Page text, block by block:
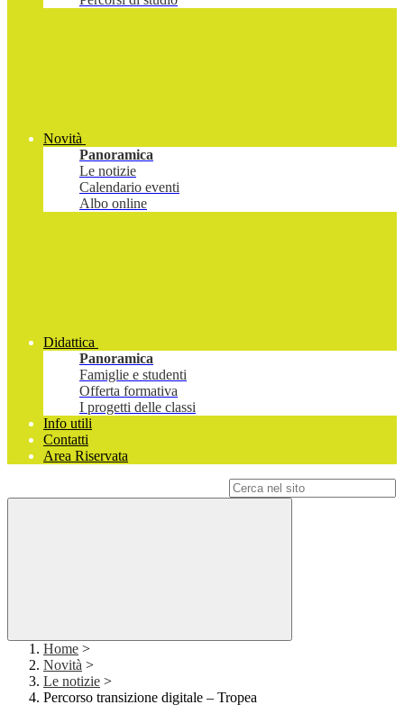
Novità
Panoramica
Le notizie
Calendario eventi
Albo online
Didattica
Panoramica
Famiglie e studenti
Offerta formativa
I progetti delle classi
Info utili
Contatti
Area Riservata
Home >
Novità >
Le notizie >
Percorso transizione digitale – Tropea